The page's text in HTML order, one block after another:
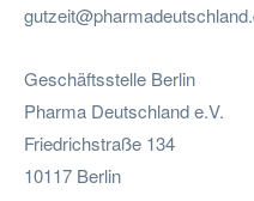
Geschäftsstelle Berlin
Pharma Deutschland e.V.
Friedrichstraße 134
10117 Berlin